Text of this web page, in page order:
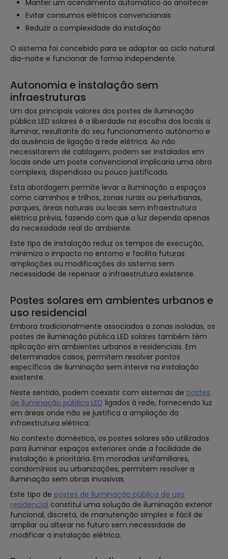
Manter um acendimento automático ao anoitecer
Evitar consumos elétricos convencionais
Reduzir a complexidade da instalação
O sistema foi concebido para se adaptar ao ciclo natural
dia–noite e funcionar de forma independente.
Autonomia e instalação sem
infraestruturas
Um dos principais valores dos postes de iluminação
pública LED solares é a liberdade na escolha dos locais a
iluminar, resultante do seu funcionamento autónomo e
da ausência de ligação à rede elétrica. Ao não
necessitarem de cablagem, podem ser instalados em
locais onde um poste convencional implicaria uma obra
complexa, dispendiosa ou pouco justificada.
Esta abordagem permite levar a iluminação a espaços
como caminhos e trilhos, zonas rurais ou periurbanas,
parques, áreas naturais ou locais sem infraestrutura
elétrica prévia, fazendo com que a luz dependa apenas
da necessidade real do ambiente.
Este tipo de instalação reduz os tempos de execução,
minimiza o impacto no entorno e facilita futuras
ampliações ou modificações do sistema sem
necessidade de repensar a infraestrutura existente.
Postes solares em ambientes urbanos e
uso residencial
Embora tradicionalmente associados a zonas isoladas, os
postes de iluminação pública LED solares também têm
aplicação em ambientes urbanos e residenciais. Em
determinados casos, permitem resolver pontos
específicos de iluminação sem intervir na instalação
existente.
Neste sentido, podem coexistir com sistemas de postes
de iluminação pública LED ligados à rede, fornecendo luz
em áreas onde não se justifica a ampliação da
infraestrutura elétrica.
No contexto doméstico, os postes solares são utilizados
para iluminar espaços exteriores onde a facilidade de
instalação é prioritária. Em moradias unifamiliares,
condomínios ou urbanizações, permitem resolver a
iluminação sem obras invasivas.
Este tipo de postes de iluminação pública de uso
residencial constitui uma solução de iluminação exterior
funcional, discreta, de manutenção simples e fácil de
ampliar ou alterar no futuro sem necessidade de
modificar a instalação elétrica.